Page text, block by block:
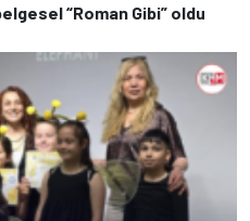
“Roman Gibi” oldu